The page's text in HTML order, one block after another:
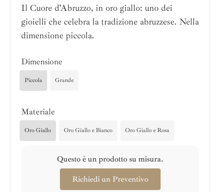
Il Cuore d’Abruzzo, in oro giallo: uno dei
gioielli che celebra la tradizione abruzzese. Nella
dimensione piccola.
Dimensione
Piccola Grande
Materiale
Oro Giallo Oro Giallo e Bianco Oro Giallo e Rosa
Questo è un prodotto su misura.
Richiedi un Preventivo